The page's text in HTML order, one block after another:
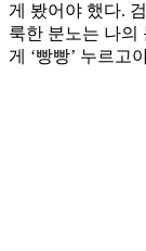
게 봤어야 했다.
룩한 분노는 나의
게 ‘빵빵’ 누르고